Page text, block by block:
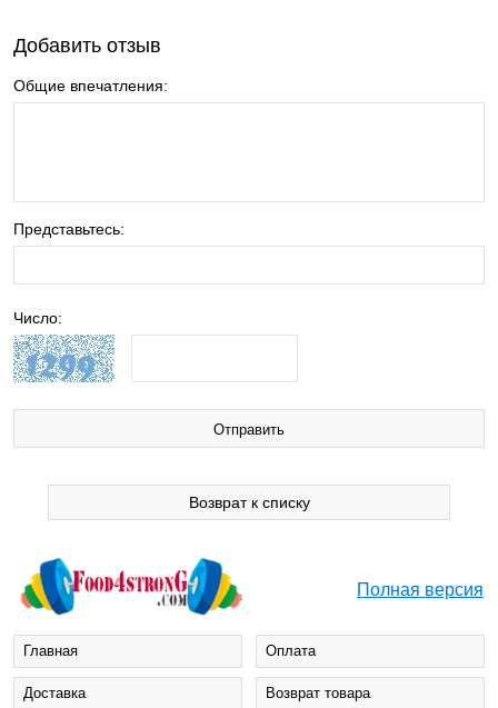
Добавить отзыв
Общие впечатления:
Представьтесь:
Число:
Возврат к списку
Полная версия
Главная Оплата
Доставка Возврат товара